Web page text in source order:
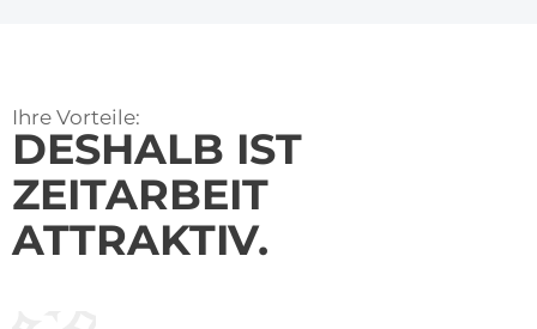
Ihre Vorteile:
DESHALB IST
ZEITARBEIT
ATTRAKTIV.